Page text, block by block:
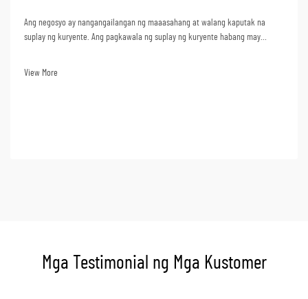
Ang negosyo ay nangangailangan ng maaasahang at walang kaputak na
suplay ng kuryente. Ang pagkawala ng suplay ng kuryente habang may
View More
Mga Testimonial ng Mga Kustomer